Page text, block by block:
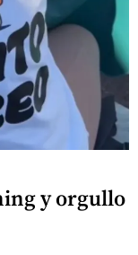
y orgullo